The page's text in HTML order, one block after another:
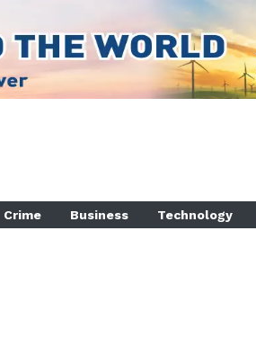
Crime Business Technology